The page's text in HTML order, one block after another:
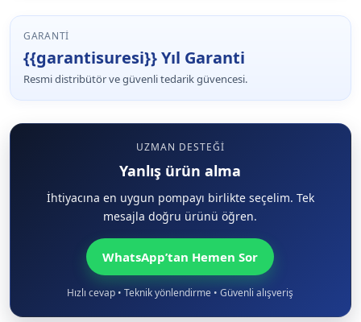
GARANTI
{{garantisuresi}} Yıl Garanti
Resmi distribütör ve güvenli tedarik güvencesi.
UZMAN DESTEĞI
Yanlış ürün alma
İhtiyacına en uygun pompayı birlikte seçelim. Tek
mesajla doğru ürünü öğren.
WhatsApp’tan Hemen Sor
Hızlı cevap • Teknik yönlendirme • Güvenli alışveriş